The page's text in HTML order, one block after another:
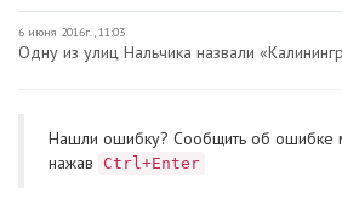
6 июня 2016г., 11:03
Одну из улиц Нальчика назвали
Нашли ошибку? Cообщить об ошибке
нажав
Ctrl+Enter